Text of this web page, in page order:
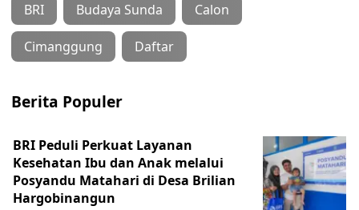
BRI Budaya Sunda Calon
Cimanggung Daftar
Berita Populer
BRI Peduli Perkuat Layanan
Kesehatan Ibu dan Anak melalui
Posyandu Matahari di Desa Brilian
Hargobinangun